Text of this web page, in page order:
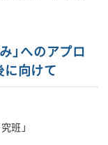
」へのアプロ
向けて
班」